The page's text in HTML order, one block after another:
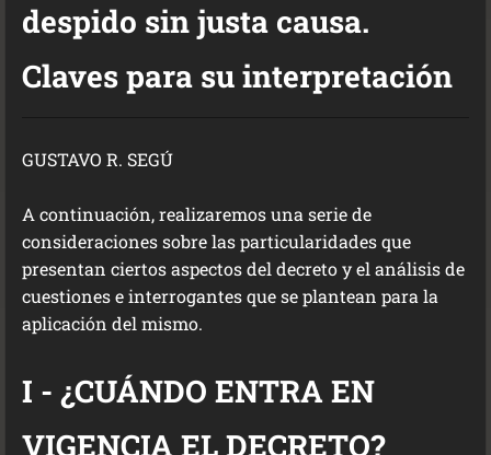
despido sin justa causa.
Claves para su interpretación
GUSTAVO R. SEGÚ
A continuación, realizaremos una serie de
consideraciones sobre las particularidades que
presentan ciertos aspectos del decreto y el análisis de
cuestiones e interrogantes que se plantean para la
aplicación del mismo.
I - ¿CUÁNDO ENTRA EN
VIGENCIA EL DECRETO?